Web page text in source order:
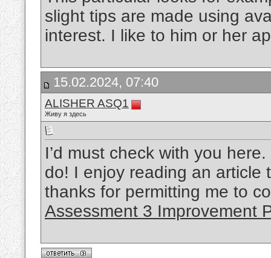
slight tips are made using
interest. I like to him or her
15.02.2024, 07:40
ALISHER ASQ1
Живу я здесь
I’d must check with you
do! I enjoy reading an article
thanks for permitting me to
Assessment 3 Improvement